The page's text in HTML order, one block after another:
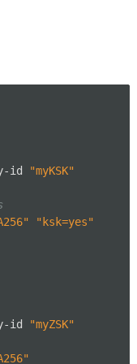
id "myKSK"
"ksk=yes"
id "myZSK"